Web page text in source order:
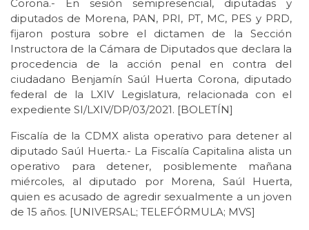
Corona.- En sesión semipresencial, diputadas y
diputados de Morena, PAN, PRI, PT, MC, PES y PRD,
fijaron postura sobre el dictamen de la Sección
Instructora de la Cámara de Diputados que declara la
procedencia de la acción penal en contra del
ciudadano Benjamín Saúl Huerta Corona, diputado
federal de la LXIV Legislatura, relacionada con el
expediente SI/LXIV/DP/03/2021. [BOLETÍN]
Fiscalía de la CDMX alista operativo para detener al
diputado Saúl Huerta.- La Fiscalía Capitalina alista un
operativo para detener, posiblemente mañana
miércoles, al diputado por Morena, Saúl Huerta,
quien es acusado de agredir sexualmente a un joven
de 15 años. [UNIVERSAL; TELEFÓRMULA; MVS]